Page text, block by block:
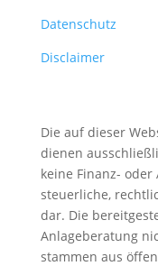
Datenschutz
Disclaimer
Die auf dieser
dienen
keine Finanz-
steuerliche,
dar. Die
Anlageberatung
stammen aus